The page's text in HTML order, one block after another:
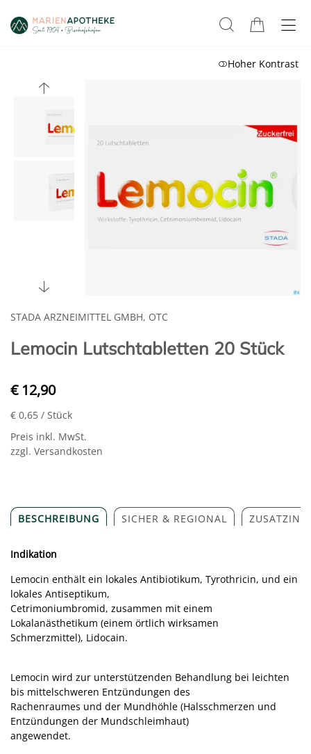
Hoher Kontrast
STADA ARZNEIMITTEL GMBH, OTC
Lemocin Lutschtabletten 20 Stück
€ 12,90
€ 0,65 / Stück
Preis inkl. MwSt.
zzgl. Versandkosten
BESCHREIBUNG SICHER & REGIONAL
Indikation
Lemocin enthält ein lokales Antibiotikum, Tyrothricin, und ein
lokales Antiseptikum,
Cetrimoniumbromid, zusammen mit einem
Lokalanästhetikum (einem örtlich wirksamen
Schmerzmittel), Lidocain.
Lemocin wird zur unterstützenden Behandlung bei leichten
bis mittelschweren Entzündungen des
Rachenraumes und der Mundhöhle (Halsschmerzen und
Entzündungen der Mundschleimhaut)
angewendet.